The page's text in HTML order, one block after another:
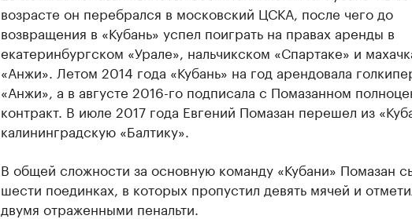
возрасте он перебрался в московский ЦСКА, после чего до
возвращения в «Кубань» успел поиграть на правах аренды в
екатеринбургском «Урале», нальчикском «Спартаке» и
«Анжи». Летом 2014 года «Кубань» на год арендовала
«Анжи», а в августе 2016-го подписала с Помазанном
контракт. В июле 2017 года Евгений Помазан перешел из
калининградскую «Балтику».
В общей сложности за основную команду «Кубани» Помазан
шести поединках, в которых пропустил девять мячей и
двумя отраженными пенальти.